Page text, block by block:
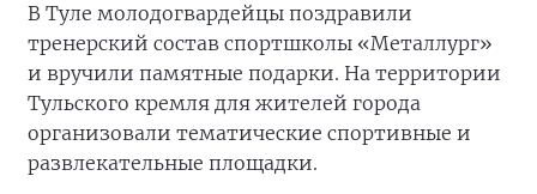
В Туле молодогвардейцы поздравили
тренерский состав спортшколы «Металлург»
и вручили памятные подарки. На территории
Тульского кремля для жителей города
организовали тематические спортивные и
развлекательные площадки.